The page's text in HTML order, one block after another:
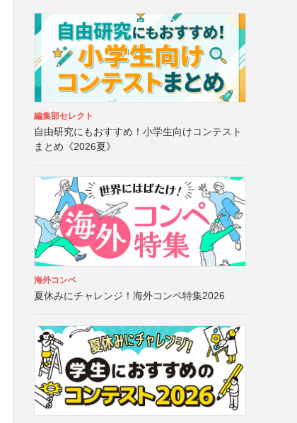
編集部セレクト
自由研究にもおすすめ！小学生向けコンテスト
まとめ《2026夏》
海外コンペ
夏休みにチャレンジ！海外コンペ特集2026